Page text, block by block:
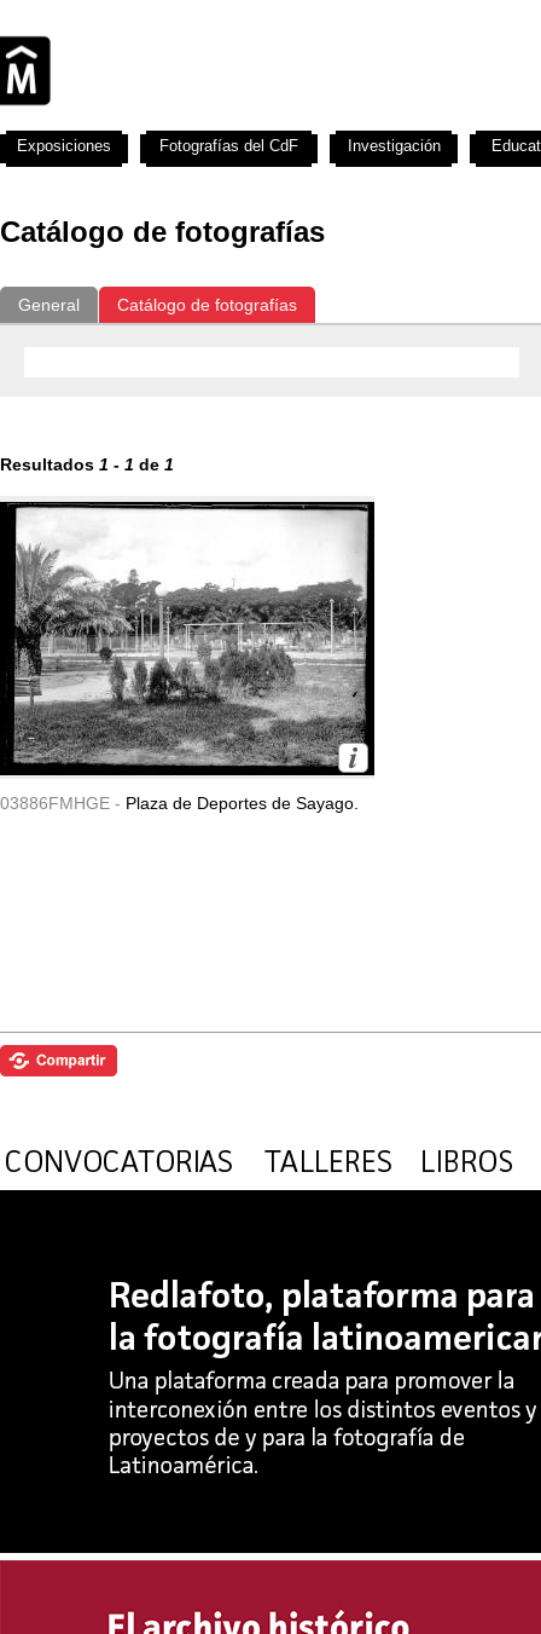
Catálogo de fotografías
General Catálogo de fotografías
Resultados 1 - 1 de 1
03886FMHGE - Plaza de Deportes de Sayago.
Exposiciones Fotografías del CdF Investigación